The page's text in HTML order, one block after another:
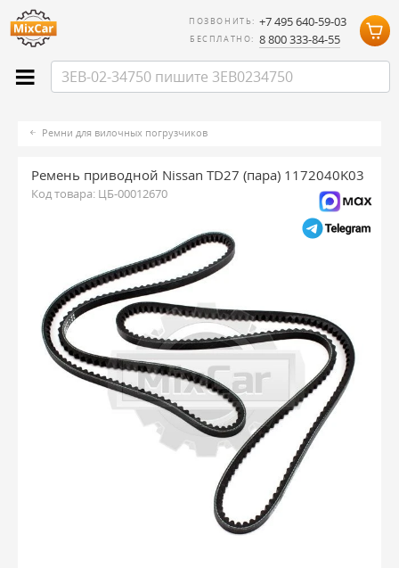
ПОЗВОНИТЬ: +7 495 640-59-03
БЕСПЛАТНО: 8 800 333-84-55
Ремни для вилочных погрузчиков
Ремень приводной Nissan TD27 (пара) 1172040K03
Код товара: ЦБ-00012670